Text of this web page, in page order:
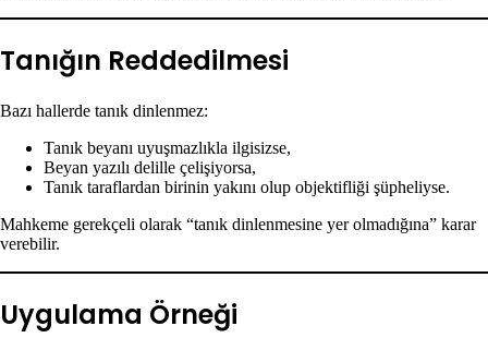
Tanığın Reddedilmesi
Bazı hallerde tanık dinlenmez:
Tanık beyanı uyuşmazlıkla ilgisizse,
Beyan yazılı delille çelişiyorsa,
Tanık taraflardan birinin yakını olup objektifliği şüpheliyse.
Mahkeme gerekçeli olarak “tanık dinlenmesine yer olmadığına” karar
verebilir.
Uygulama Örneği